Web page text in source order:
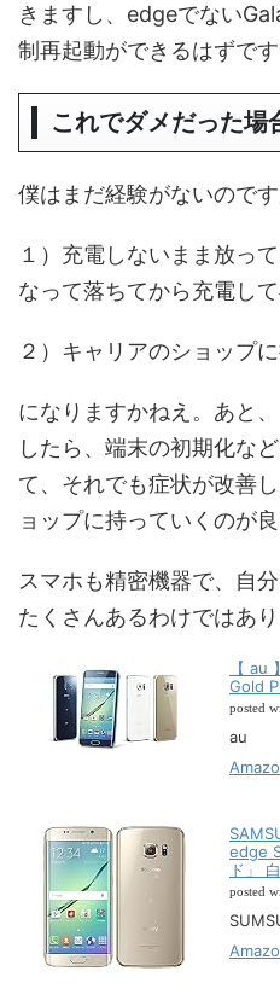
きますし、edgeでない
制再起動ができるはずです
これでダメだった場
僕はまだ経験がないので
１）充電しないまま放っ
なって落ちてから充電し
２）キャリアのショップ
になりますかねえ。あと
したら、端末の初期化な
て、それでも症状が改善
ョップに持っていくのが
スマホも精密機器で、自
たくさんあるわけではあり
【 au
Gold
posted
au
edge
ド」
posted